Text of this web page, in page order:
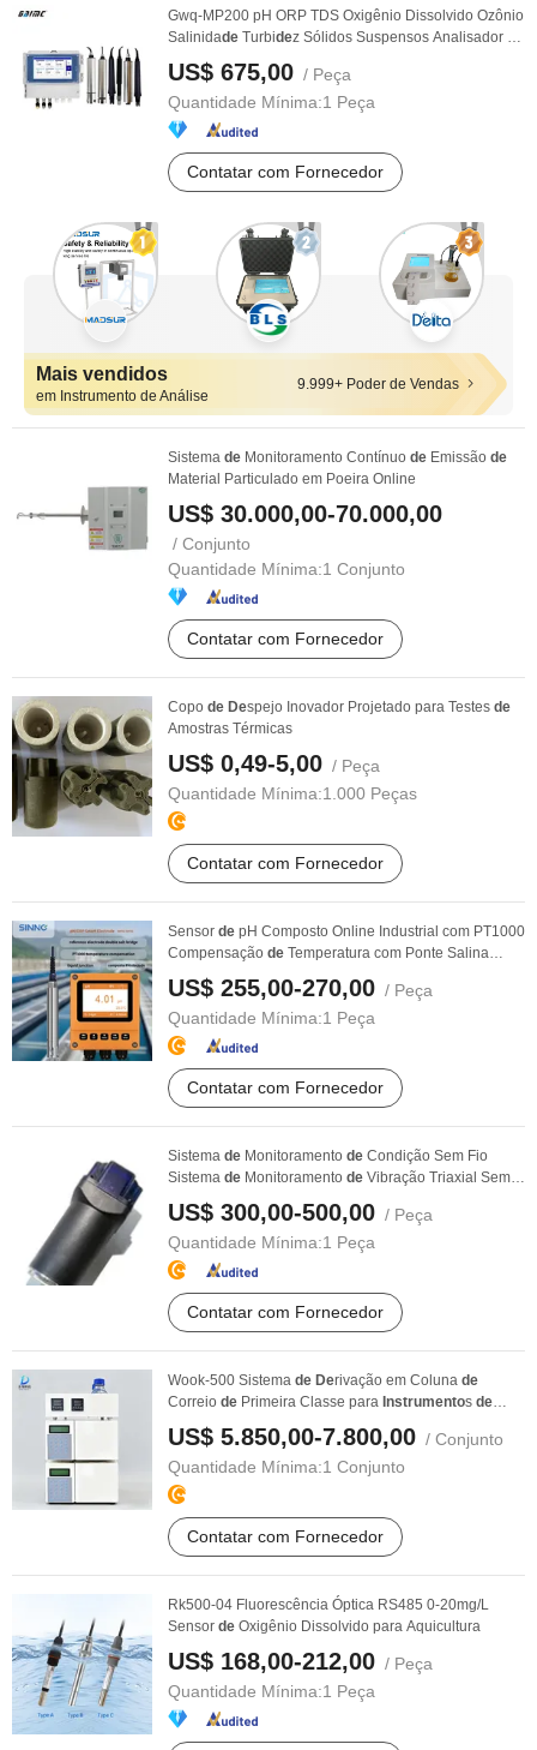
Gwq-MP200 pH ORP TDS Oxigênio Dissolvido Ozônio
Salinidade Turbidez Sólidos Suspensos Analisador de
US$ 675,00 / Peça
Quantidade Mínima:1 Peça
Contatar com Fornecedor
Mais vendidos
em Instrumento de Análise
9.999+ Poder de Vendas
Sistema de Monitoramento Contínuo de Emissão de
Material Particulado em Poeira Online
US$ 30.000,00-70.000,00
/ Conjunto
Quantidade Mínima:1 Conjunto
Contatar com Fornecedor
Copo de Despejo Inovador Projetado para Testes de
Amostras Térmicas
US$ 0,49-5,00 / Peça
Quantidade Mínima:1.000 Peças
Contatar com Fornecedor
Sensor de pH Composto Online Industrial com PT1000
Compensação de Temperatura com Ponte Salina
Dupla
US$ 255,00-270,00 / Peça
Quantidade Mínima:1 Peça
Contatar com Fornecedor
Sistema de Monitoramento de Condição Sem Fio
Sistema de Monitoramento de Vibração Triaxial Sem
US$ 300,00-500,00 / Peça
Quantidade Mínima:1 Peça
Contatar com Fornecedor
Wook-500 Sistema de Derivação em Coluna de
Correio de Primeira Classe para Instrumentos de
Análise
US$ 5.850,00-7.800,00 / Conjunto
Quantidade Mínima:1 Conjunto
Contatar com Fornecedor
Rk500-04 Fluorescência Óptica RS485 0-20mg/L
Sensor de Oxigênio Dissolvido para Aquicultura
US$ 168,00-212,00 / Peça
Quantidade Mínima:1 Peça